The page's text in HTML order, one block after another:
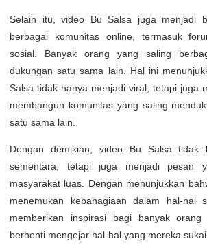
Selain itu, video Bu Salsa juga menjadi
berbagai komunitas online, termasuk
sosial. Banyak orang yang saling
dukungan satu sama lain. Hal ini
Salsa tidak hanya menjadi viral, tetapi juga
membangun komunitas yang saling
satu sama lain.
Dengan demikian, video Bu Salsa tidak
sementara, tetapi juga menjadi pesan
masyarakat luas. Dengan menunjukkan
menemukan kebahagiaan dalam hal-hal
memberikan inspirasi bagi banyak
berhenti mengejar hal-hal yang mereka sukai.